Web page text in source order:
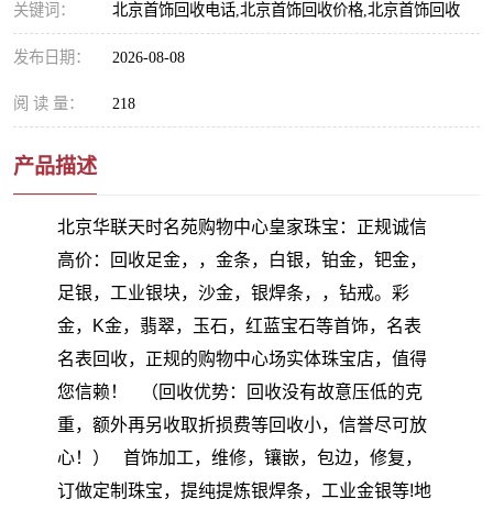
关键词： 北京首饰回收电话,北京首饰回收价格,北京首饰回收
发布日期： 2026-08-08
阅 读 量： 218
产品描述
北京华联天时名苑购物中心皇家珠宝：正规诚信
高价：回收足金，，金条，白银，铂金，钯金，
足银，工业银块，沙金，银焊条，，钻戒。彩
金，K金，翡翠，玉石，红蓝宝石等首饰，名表
名表回收，正规的购物中心场实体珠宝店，值得
您信赖！ （回收优势：回收没有故意压低的克
重，额外再另收取折损费等回收小，信誉尽可放
心！） 首饰加工，维修，镶嵌，包边，修复，
订做定制珠宝，提纯提炼银焊条，工业金银等!地